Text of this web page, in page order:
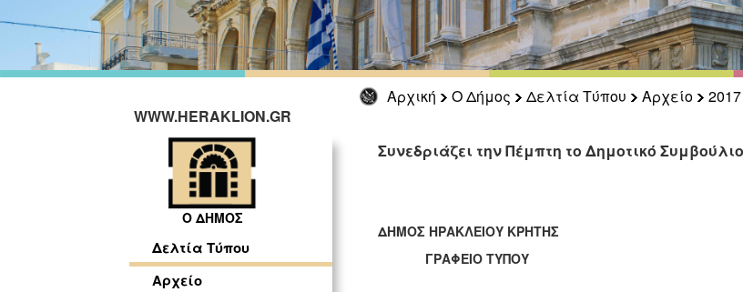
Αρχική Ο Δήμος Δελτία Τύπου Αρχείο
2017
WWW.HERAKLION.GR
Ο ΔΗΜΟΣ
Δελτία Τύπου
Αρχείο
Συνεδριάζει την Πέμπτη το Δημοτικό Συμβούλιο
ΔΗΜΟΣ ΗΡΑΚΛΕΙΟΥ ΚΡΗΤΗΣ
ΓΡΑΦΕΙΟ ΤΥΠΟΥ